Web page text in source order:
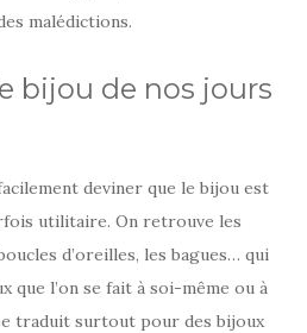
malédictions.
bijou de nos jours
deviner que le bijou est
utilitaire. On retrouve les
d’oreilles, les bagues… qui
que l’on se fait à soi-même ou à
traduit surtout pour des bijoux